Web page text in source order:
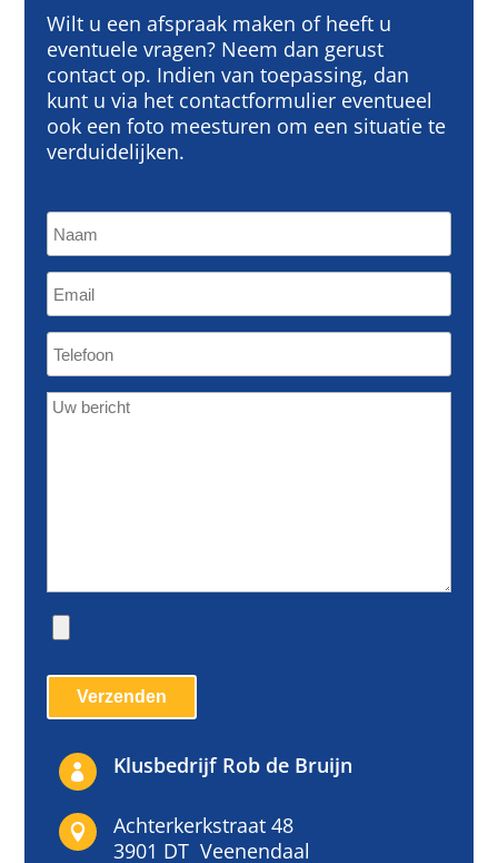
Wilt u een afspraak maken of heeft u
eventuele vragen? Neem dan gerust
contact op. Indien van toepassing, dan
kunt u via het contactformulier eventueel
ook een foto meesturen om een situatie te
verduidelijken.
 Klusbedrijf Rob de Bruijn

Achterkerkstraat 48
3901 DT Veenendaal